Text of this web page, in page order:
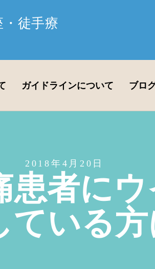
徒手療
ガイドラインについて ブロ
2018年4月20日
患者に
ている方